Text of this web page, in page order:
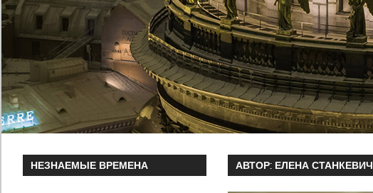
АВТОР: ЕЛЕНА СТАНКЕВИЧ
НЕЗНАЕМЫЕ ВРЕМЕНА